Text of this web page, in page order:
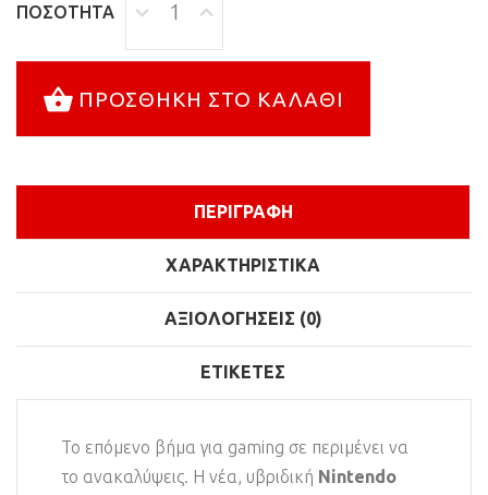
ΠΟΣΌΤΗΤΑ
ΠΡΟΣΘΉΚΗ ΣΤΟ ΚΑΛΆΘΙ
ΠΕΡΙΓΡΑΦΉ
ΧΑΡΑΚΤΗΡΙΣΤΙΚΆ
ΑΞΙΟΛΟΓΉΣΕΙΣ (0)
ΕΤΙΚΈΤΕΣ
Το επόμενο βήμα για gaming σε περιμένει να
το ανακαλύψεις. Η νέα, υβριδική Nintendo